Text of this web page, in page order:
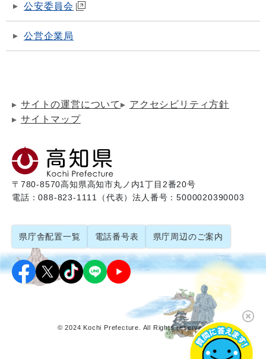
公安委員会
公営企業局
サイトの運営について
アクセシビリティ方針
サイトマップ
〒780-8570高知県高知市丸ノ内1丁目2番20号
電話：088-823-1111（代表）法人番号：5000020390003
県庁舎配置一覧 電話番号表 県庁周辺のご案内
© 2024 Kochi Prefecture. All Rights reserved.